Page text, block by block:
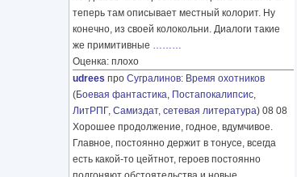
теперь там описывает местный колорит. Ну
конечно, из своей колокольни. Диалоги такие
же примитивные ………
Оценка: плохо
udrees про Сугралинов: Время охотников
(Боевая фантастика, Постапокалипсис,
ЛитРПГ, Самиздат, сетевая литература) 08 08
Хорошее продолжение, годное, вдумчивое.
Главное, постоянно держит в тонусе, всегда
есть какой-то цейтнот, героев постоянно